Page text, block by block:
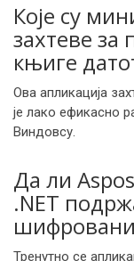
Које су
захтеве за
књиге
Ова апликација
је лако ефикасно
Виндовсу.
Да ли
.NET
Тренутно се